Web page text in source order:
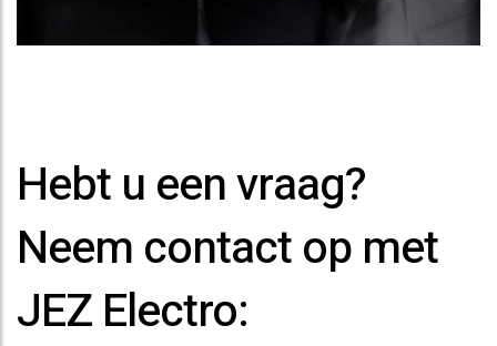
Hebt u een vraag?
Neem contact op met
JEZ Electro: